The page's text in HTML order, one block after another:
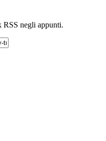
RSS negli appunti.